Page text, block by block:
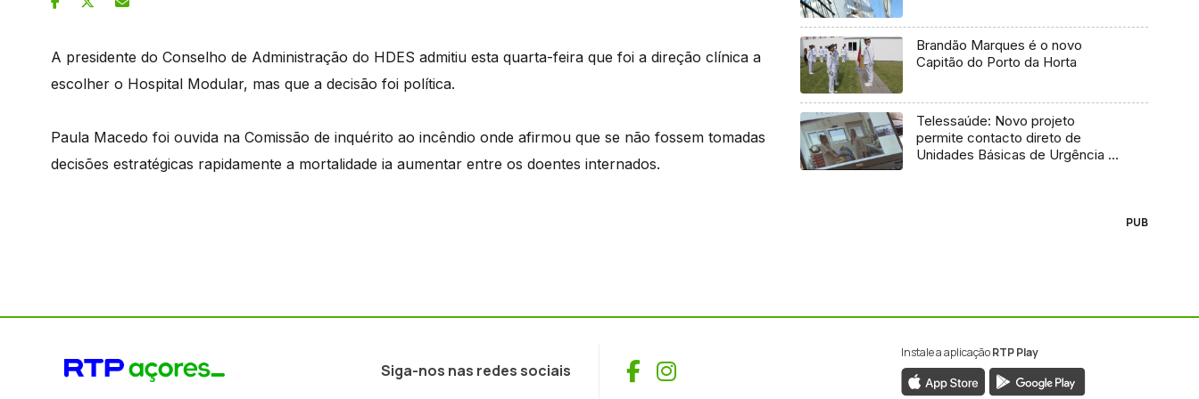
A presidente do Conselho de Administração do HDES admitiu esta quarta-feira que foi a direção clínica a
escolher o Hospital Modular, mas que a decisão foi política.
Paula Macedo foi ouvida na Comissão de inquérito ao incêndio onde afirmou que se não fossem tomadas
decisões estratégicas rapidamente a mortalidade ia aumentar entre os doentes internados.
Brandão Marques é o novo
Capitão do Porto da Horta
Telessaúde: Novo projeto
permite contacto direto de
Unidades Básicas de Urgência e
PUB
Siga-nos nas redes sociais Facebook
Instagram
Instale a aplicaçãoRTP Play